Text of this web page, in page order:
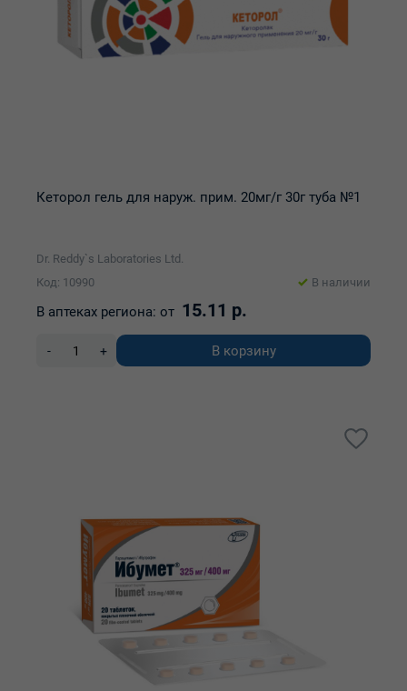
Кеторол гель для наруж. прим. 20мг/г 30г туба №1
Dr. Reddy`s Laboratories Ltd.
Код: 10990
В наличии
В аптеках региона: от 15.11 р.
- + В корзину